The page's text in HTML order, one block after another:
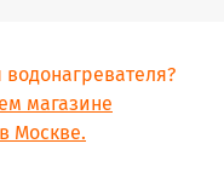
водонагревателя?
магазине
Москве.